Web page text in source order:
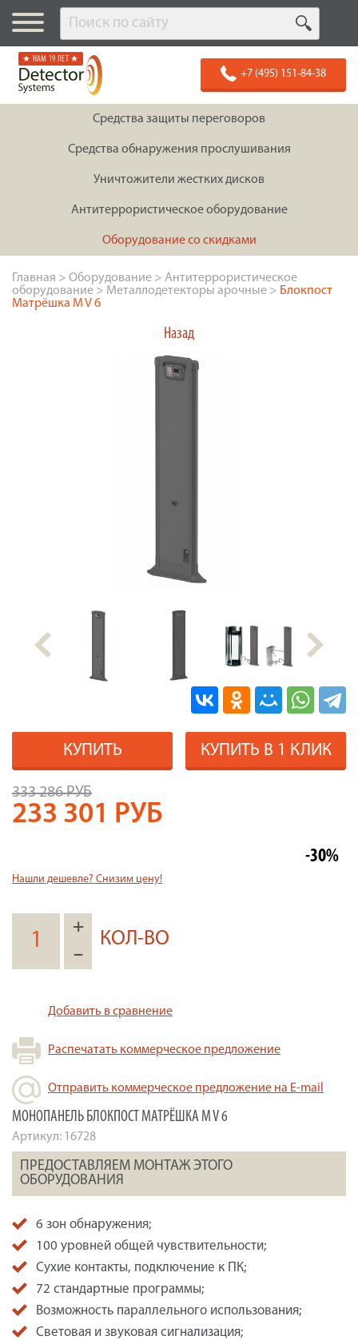
★ НАМ 19 ЛЕТ ★
+7 (495) 151-84-38
Средства защиты переговоров
Средства обнаружения прослушивания
Уничтожители жестких дисков
Антитеррористическое оборудование
Оборудование со скидками
Главная > Оборудование > Антитеррористическое
оборудование > Металлодетекторы арочные > Блокпост
Матрёшка M V 6
Назад
КУПИТЬ КУПИТЬ В 1 КЛИК
333 286 РУБ
233 301 РУБ
-30%
Нашли дешевле? Снизим цену!
+
–
КОЛ-ВО
Добавить в сравнение
Распечатать коммерческое предложение
Отправить коммерческое предложение на E-mail
МОНОПАНЕЛЬ БЛОКПОСТ МАТРЁШКА M V 6
Артикул: 16728
ПРЕДОСТАВЛЯЕМ МОНТАЖ ЭТОГО
ОБОРУДОВАНИЯ
6 зон обнаружения;
100 уровней общей чувствительности;
Сухие контакты, подключение к ПК;
72 стандартные программы;
Возможность параллельного использования;
Световая и звуковая сигнализация;